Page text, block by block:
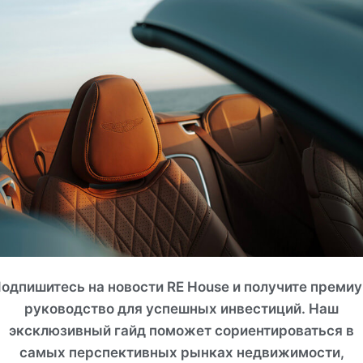
на новости RE House и получите
руководство для успешных инвестиций. Наш
эксклюзивный гайд поможет сориентироваться в
самых перспективных рынках недвижимости,